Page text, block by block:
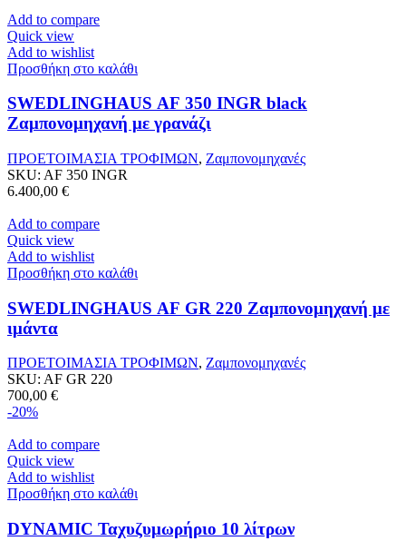
Add to compare
Quick view
Add to wishlist
Προσθήκη στο καλάθι
SWEDLINGHAUS AF 350 INGR black
Ζαμπονομηχανή με γρανάζι
ΠΡΟΕΤΟΙΜΑΣΙΑ ΤΡΟΦΙΜΩΝ, Ζαμπονομηχανές
SKU: AF 350 INGR
6.400,00 €
Add to compare
Quick view
Add to wishlist
Προσθήκη στο καλάθι
SWEDLINGHAUS AF GR 220 Ζαμπονομηχανή με
ιμάντα
ΠΡΟΕΤΟΙΜΑΣΙΑ ΤΡΟΦΙΜΩΝ, Ζαμπονομηχανές
SKU: AF GR 220
700,00 €
-20%
Add to compare
Quick view
Add to wishlist
Προσθήκη στο καλάθι
DYNAMIC Ταχυζυμωρήριο 10 λίτρων